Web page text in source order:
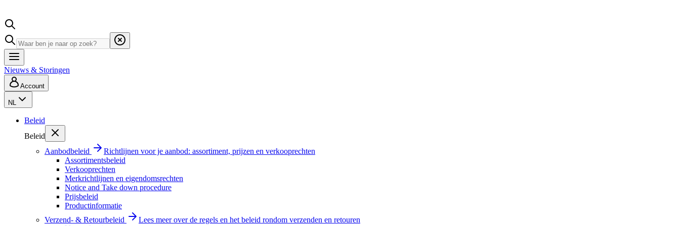
Nieuws & Storingen
Account
NL
Beleid
Beleid
Aanbodbeleid
Richtlijnen voor je aanbod: assortiment, prijzen en verkooprechten
Assortimentsbeleid
Verkooprechten
Merkrichtlijnen en eigendomsrechten
Notice and Take down procedure
Prijsbeleid
Productinformatie
Verzend- & Retourbeleid
Lees meer over de regels en het beleid rondom verzenden en retouren